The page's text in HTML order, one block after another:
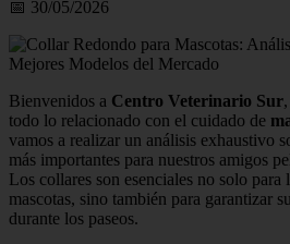
📅 30/05/2026
Bienvenidos a Centro Veterinario Sur
todo lo relacionado con el cuidado de
vamos a realizar un análisis exhaustivo
más importantes para nuestros amigos
Los collares son esenciales no solo
mascotas, sino también para garantizar
durante los paseos.